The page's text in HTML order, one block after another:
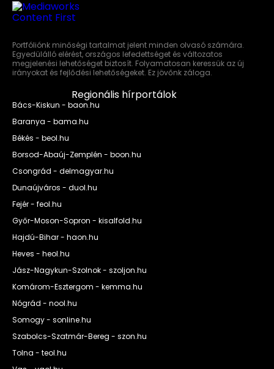
Portfóliónk minőségi tartalmat jelent minden olvasó számára.
Egyedülálló elérést, országos lefedettséget és változatos
megjelenési lehetőséget biztosít. Folyamatosan keressük az új
irányokat és fejlődési lehetőségeket. Ez jövőnk záloga.
Regionális hírportálok
Bács-Kiskun - baon.hu
Baranya - bama.hu
Békés - beol.hu
Borsod-Abaúj-Zemplén - boon.hu
Csongrád - delmagyar.hu
Dunaújváros - duol.hu
Fejér - feol.hu
Győr-Moson-Sopron - kisalfold.hu
Hajdú-Bihar - haon.hu
Heves - heol.hu
Jász-Nagykun-Szolnok - szoljon.hu
Komárom-Esztergom - kemma.hu
Nógrád - nool.hu
Somogy - sonline.hu
Szabolcs-Szatmár-Bereg - szon.hu
Tolna - teol.hu